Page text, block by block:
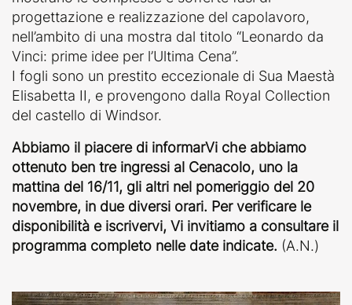
progettazione e realizzazione del capolavoro,
nell’ambito di una mostra dal titolo “Leonardo da
Vinci: prime idee per l’Ultima Cena”.
I fogli sono un prestito eccezionale di Sua Maestà
Elisabetta II, e provengono dalla Royal Collection
del castello di Windsor.
Abbiamo il piacere di informarVi che abbiamo
ottenuto ben tre ingressi al Cenacolo, uno la
mattina del 16/11, gli altri nel pomeriggio del 20
novembre, in due diversi orari. Per verificare le
disponibilità e iscrivervi, Vi invitiamo a consultare il
programma completo nelle date indicate. (A.N.)